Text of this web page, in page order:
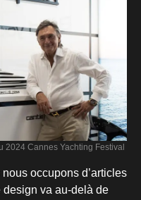
Cannes Yachting Festival
occupons d’articles
design va au-delà de